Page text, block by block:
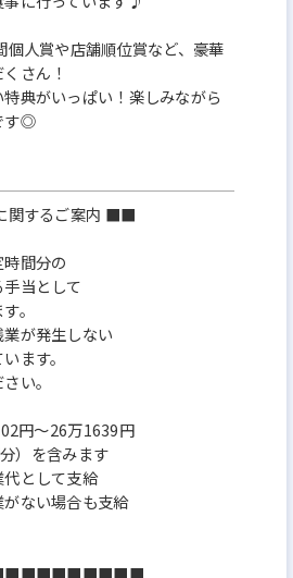
人賞や店舗順位賞など、豪華
さん！
典がいっぱい！楽しみながら
す◎
関するご案内 ■■
間分の
当として
。
が発生しない
ます。
い。
円～26万1639円
）を含みます
として支給
ない場合も支給